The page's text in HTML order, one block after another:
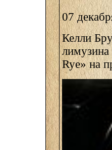
07
Келли
лимузина
Rye» на